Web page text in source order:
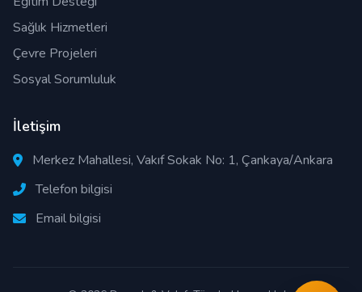
Sağlık Hizmetleri
Çevre Projeleri
Sosyal Sorumluluk
İletişim
Merkez Mahallesi, Vakıf Sokak No: 1, Çankaya/Ankara
Telefon bilgisi
Email bilgisi